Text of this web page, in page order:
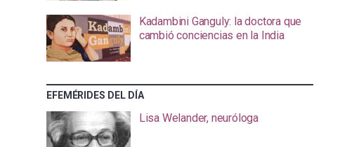
Kadambini Ganguly: la doctora que
cambió conciencias en la India
EFEMÉRIDES DEL DÍA
Lisa Welander, neuróloga